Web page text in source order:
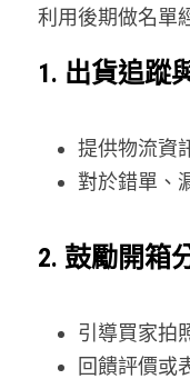
利用後期做名單
1. 出貨追蹤
提供物流資
對於錯單、
2. 鼓勵開箱
引導買家拍
回饋評價或